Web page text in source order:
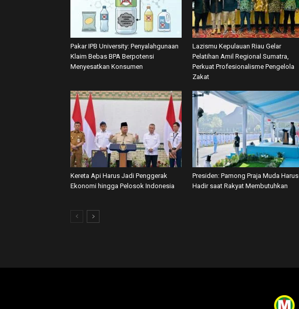
Pakar IPB University: Penyalahgunaan
Klaim Bebas BPA Berpotensi
Menyesatkan Konsumen
Lazismu Kepulauan Riau Gelar
Pelatihan Amil Regional Sumatra,
Perkuat Profesionalisme Pengelola
Zakat
Kereta Api Harus Jadi Penggerak
Ekonomi hingga Pelosok Indonesia
Presiden: Pamong Praja Muda Harus
Hadir saat Rakyat Membutuhkan